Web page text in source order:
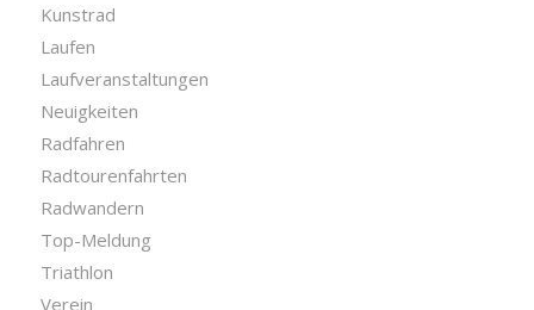
Kunstrad
Laufen
Laufveranstaltungen
Neuigkeiten
Radfahren
Radtourenfahrten
Radwandern
Top-Meldung
Triathlon
Verein